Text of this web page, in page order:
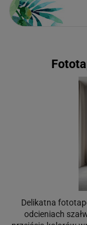
Delikatna
odcieniach